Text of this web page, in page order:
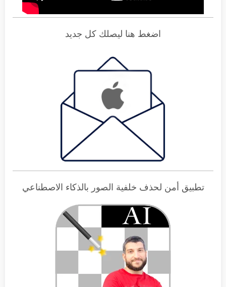
اضغط هنا ليصلك كل جديد
تطبيق أمن لحذف خلفية الصور بالذكاء الاصطناعي